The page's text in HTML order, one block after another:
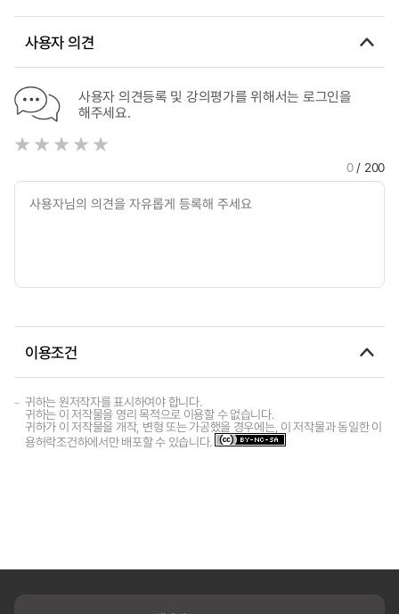
study of Korean graduate students of engineering
사용자 의견
사용자 의견등록 및 강의평가를 위해서는 로그인을
해주세요.
0/ 200
이용조건
귀하는 원저작자를 표시하여야 합니다.
귀하는 이 저작물을 영리 목적으로 이용할 수 없습니다.
귀하가 이 저작물을 개작, 변형 또는 가공했을 경우에는, 이 저작물과 동일한 이
용허락조건하에서만 배포할 수 있습니다.